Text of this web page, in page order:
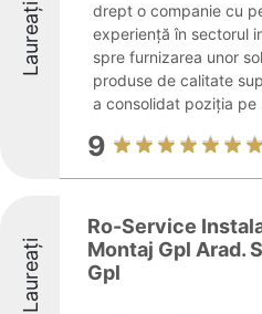
Laureați
drept o companie cu
experiență în sectorul
spre furnizarea unor
produse de calitate
a consolidat poziția pe
9
Laureați
Ro-Service
Montaj Gpl Arad.
Gpl